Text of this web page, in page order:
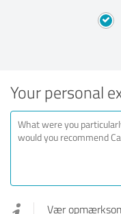
Your personal
Vær